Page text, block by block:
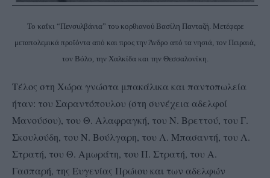
Το καΐκι “Πενσυλβάνια” του κορθιανού Βασίλη Πανταζή. Μετέφερε
μεταπολεμικά προϊόντα από και προς την Άνδρο από τα νησιά, τον Πειραιά,
τον Βόλο, την Χαλκίδα και την Θεσσαλονίκη.
Τέλος στη Χώρα γνώστα μπακάλικα και παντοπωλεία
ήταν: του Σαραντόπουλου (στη συνέχεια αδελφοί
Μανούσου), του Θ. Αλαφραγκή, του Ν. Βρεττού, του Γ.
Σκουλούδη, του Ν. Βούλγαρη, του Λ. Μπασαντή, του Λ.
Στρατή, του Θ. Αμωράτη, του Π. Στρατή, του Α.
Γασπαρή, της Ευγενίας Πρώιου και των αδελφών